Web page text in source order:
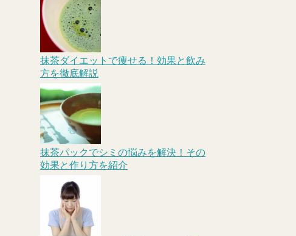
抹茶ダイエットで痩せる！効果と飲み
方を徹底解説
抹茶パックでシミの悩みを解決！その
効果と作り方を紹介